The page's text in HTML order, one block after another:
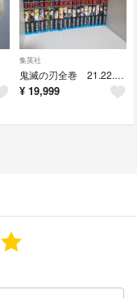
集英社
鬼滅の刃全巻 21.22.23付録付き【未開封】
¥ 19,999